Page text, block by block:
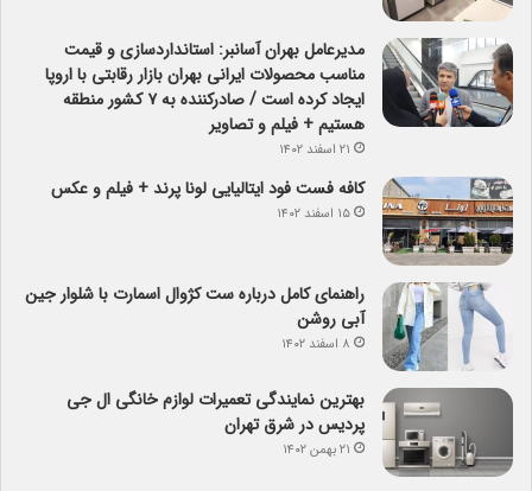
مدیرعامل بهران آسانبر: استانداردسازی و قیمت
مناسب محصولات ایرانی بهران بازار رقابتی با اروپا
ایجاد کرده است / صادرکننده به ۷ کشور منطقه
هستیم + فیلم و تصاویر
۲۱ اسفند ۱۴۰۲
کافه فست فود ایتالیایی لونا پرند + فیلم و عکس
۱۵ اسفند ۱۴۰۲
راهنمای کامل درباره ست کژوال اسمارت با شلوار جین
آبی روشن
۸ اسفند ۱۴۰۲
بهترین نمایندگی تعمیرات لوازم خانگی ال جی
پردیس در شرق تهران
۲۱ بهمن ۱۴۰۲